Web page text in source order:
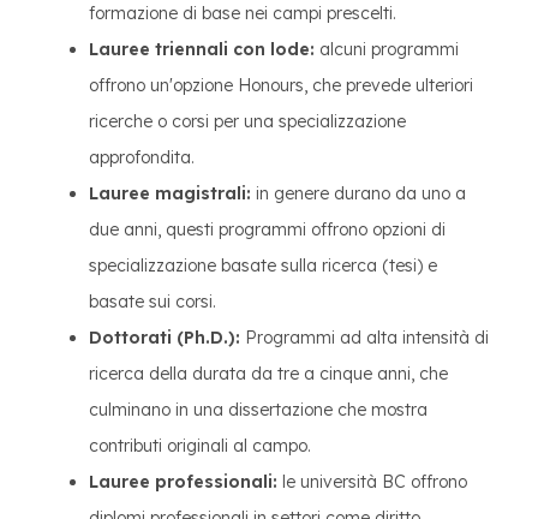
formazione di base nei campi prescelti.
Lauree triennali con lode: alcuni programmi
offrono un'opzione Honours, che prevede ulteriori
ricerche o corsi per una specializzazione
approfondita.
Lauree magistrali: in genere durano da uno a
due anni, questi programmi offrono opzioni di
specializzazione basate sulla ricerca (tesi) e
basate sui corsi.
Dottorati (Ph.D.): Programmi ad alta intensità di
ricerca della durata da tre a cinque anni, che
culminano in una dissertazione che mostra
contributi originali al campo.
Lauree professionali: le università BC offrono